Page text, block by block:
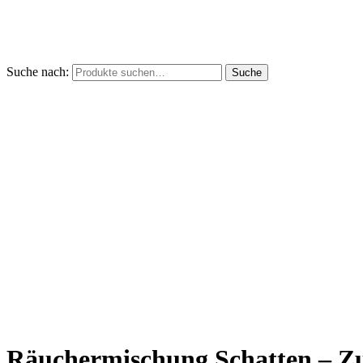
Suche nach: Suche